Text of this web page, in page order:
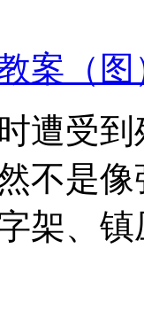
案（图
遭受
不是
架、